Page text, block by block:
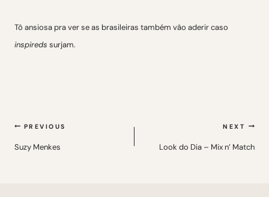
Tô ansiosa pra ver se as brasileiras também vão aderir caso
inspireds surjam.
Navegação
de
PREVIOUS
Suzy Menkes
NEXT
Look do Dia – Mix n’ Match